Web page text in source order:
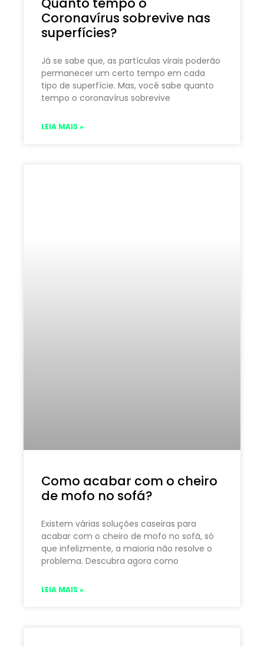
Coronavírus sobrevive nas
superfícies?
Já se sabe que, as partículas virais poderão
permanecer um certo tempo em cada
tipo de superfície. Mas, você sabe quanto
tempo o coronavírus sobrevive
LEIA MAIS »
Como acabar com o cheiro
de mofo no sofá?
Existem várias soluções caseiras para
acabar com o cheiro de mofo no sofá, só
que infelizmente, a maioria não resolve o
problema. Descubra agora como
LEIA MAIS »